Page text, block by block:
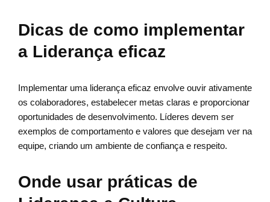
Dicas de como implementar
a Liderança eficaz
Implementar uma liderança eficaz envolve ouvir ativamente
os colaboradores, estabelecer metas claras e proporcionar
oportunidades de desenvolvimento. Líderes devem ser
exemplos de comportamento e valores que desejam ver na
equipe, criando um ambiente de confiança e respeito.
Onde usar práticas de